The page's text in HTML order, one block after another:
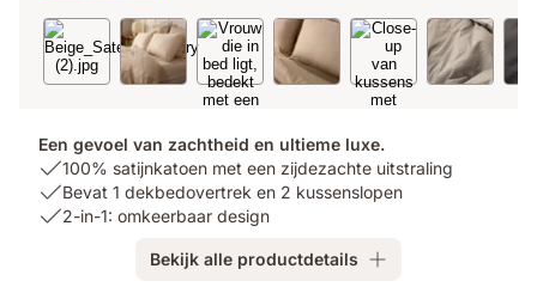
Een gevoel van zachtheid en ultieme luxe.
USP
1:
100%
100% satijnkatoen met een zijdezachte uitstraling
USP
2:
Bevat 1 dekbedovertrek en 2 kussenslopen
USP2-in-1: omkeerbaar design
Bekijk alle productdetails